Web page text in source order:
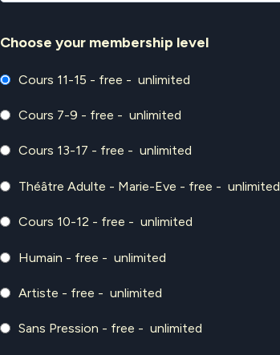
Choose your membership level
Cours 11-15 - free - unlimited
Cours 7-9 - free - unlimited
Cours 13-17 - free - unlimited
Théâtre Adulte - Marie-Eve - free - unlimited
Cours 10-12 - free - unlimited
Humain - free - unlimited
Artiste - free - unlimited
Sans Pression - free - unlimited